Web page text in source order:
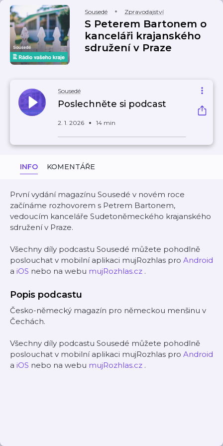
Sousedé Zpravodajství
S Peterem Bartonem o
kanceláři krajanského
sdružení v Praze
Sousedé
Poslechněte si podcast
2. 1. 2026 14 min
INFO KOMENTÁŘE
První vydání magazínu Sousedé v novém roce
začínáme rozhovorem s Petrem Bartonem,
vedoucím kanceláře Sudetoněmeckého krajanského
sdružení v Praze.
Všechny díly podcastu Sousedé můžete pohodlně
poslouchat v mobilní aplikaci mujRozhlas pro Android
a iOS nebo na webu mujRozhlas.cz .
Popis podcastu
Česko-německý magazín pro německou menšinu v
Čechách.
Všechny díly podcastu Sousedé můžete pohodlně
poslouchat v mobilní aplikaci mujRozhlas pro Android
a iOS nebo na webu mujRozhlas.cz .